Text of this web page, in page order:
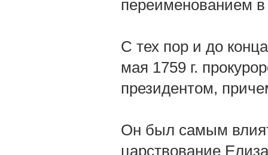
переименованием в
С тех пор и до
мая 1759 г.
президентом,
Он был самым
царствование